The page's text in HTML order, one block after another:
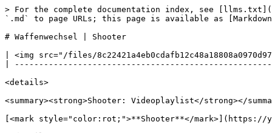
> For the complete documentation index, see [llms.txt](https://guide.strikepack.com/llms.txt). Markdown versions of documentation pages are available by appending `.md` to page URLs; this page is available as [Markdown](https://guide.strikepack.com/horizon-de/manuals/shooter/weaponswap.md).

# Waffenwechsel | Shooter

| <img src="/files/8c22421a4eb0cdafb12c48a18808a0970d975f53" alt="" data-size="original"> | <h2>2. <mark style="color:rot;">Waffenwechselmodus</mark></h2> |
| --------------------------------------------------------------------------------------- | -------------------------------------------------------------- |

<details>

<summary><strong>Shooter: Videoplaylist</strong></summary>

[<mark style="color:rot;">**Shooter**</mark>](https://youtu.be/1EJpjZTqGyk)

</details>

***

{% embed url="<https://youtu.be/UtxSWCb4hQ4>" fullWidth="false" %}
Video-Tutorials dienen ausschließlich Bildungszwecken und spiegeln möglicherweise nicht alle aktuellen Funktionen wider.
{% endembed %}

***

<details>

<summary><mark style="color:rot;">Waffenwechselmodus</mark> Seiteninhalt</summary>

[**Übersicht**](#overview)

[**Waffenwechselmodus**](#weapon-swap-mode)

[**Optionen erklärt**](#options-explained)

[**3. Waffen-Setup**](#3.-weapon-setup)

</details>

<figure><img src="/files/bf1019d5fac9398edd3317486bde6d4a7ec0e909" alt=""><figcaption></figcaption></figure>

## Übersicht

<figure><img src="/files/163bd42ae831446409d74aa4b07441ef44f15c0e" alt=""><figcaption></figcaption></figure>

Dieser Abschnitt behandelt die Einstellung "**Waffenwechselmodus**", vorgestellt in unserem **Shooter** GAMEPACK für den **STRIKEPACK HORIZON**™ Controller-Adapter & betrieben mit der **STRIKEPACK CENTRAL**™ Smartphone-App.

{% hint style="danger" %}
Bevor Sie fortfahren, stellen Sie bitte sicher, dass Sie [**GAMEPACK-Setup**](/horizon-de/manuals/militaryshooter22/gamepacksetup.md) abgeschlossen & Ihre Spieleinstellungen angepasst haben!
{% endhint %}

***Zu finden unter*** <img src="/files/9323e4eac55065d087fd083ff645082df19a1805" alt="" data-size="line">**Einstellungen**, "**Waffenwechselmodus**" deckt die Verwaltung von Weapon M.O.D.s (Macros On Demand) über **8** Waffen-Slots & das Wechseln zwischen Slots während des Spielens.

***

Um die leistungsstarke Anpassung voll auszunutzen, die im Angebot ist, wie z. B. Feuermodi pro Waffen-Slot, Anti-Recoil und Schnellbearbeitungs-Anpassungen, werden Sie **auf jeden Fall** wissen müssen, welcher Waffen-Slot in diesem Moment **AKTIV** ist, um zu vermeiden, dass versehentlich die falschen M.O.D.s auf die falsche Waffe angewendet werden.

***

Glücklicherweise zeigt die App zusätzlich zur RGB-LED-Anzeige am STRIKEPACK™ selbst klar die aktuelle Position des GAMEPACKs und genau an, was gerade angewendet wird.

<figure><img src="/files/bf1019d5fac9398edd3317486bde6d4a7ec0e909" alt=""><figcaption></figcaption></figure>

### Waffenwechselmodus

<figure><img src="/files/163bd42ae831446409d74aa4b07441ef44f15c0e" alt=""><figcaption></figcaption></figure>

<table data-header-hidden><thead><tr><th>Anweisungen</th><th>Bild</th><th data-hidden></th></tr></thead><tbody><tr><td><img src="/files/aaf8f7dd6527a0c09c4a566c9a15c4d7b4eefb3e" alt="" data-size="line">Tippen Sie auf das <img src="/files/